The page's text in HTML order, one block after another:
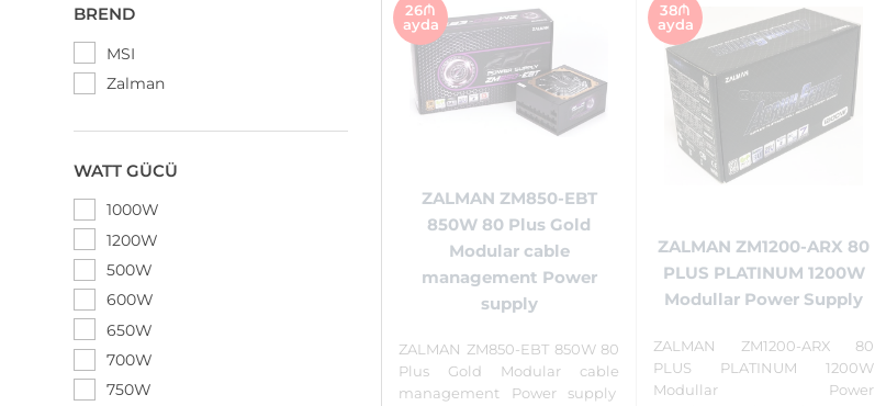
BREND
MSI
Zalman
WATT GÜCÜ
1000W
1200W
500W
600W
650W
700W
750W
26₼
ayda
ZALMAN ZM850-EBT
850W 80 Plus Gold
Modular cable
management Power
supply
ZALMAN ZM850-EBT 850W 80
Plus Gold Modular cable
management Power supply
38₼
ayda
ZALMAN ZM1200-ARX 80
PLUS PLATINUM 1200W
Modullar Power Supply
ZALMAN ZM1200-ARX 80
PLUS PLATINUM 1200W
Modullar Power